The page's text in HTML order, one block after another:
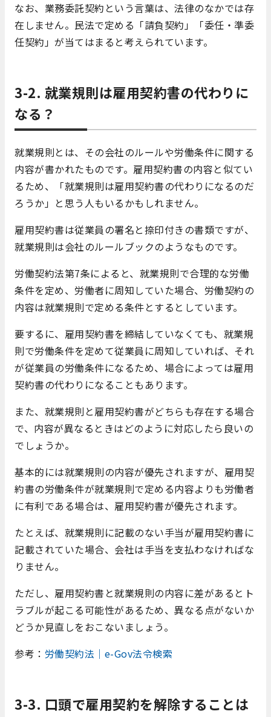
なお、業務委託契約という言葉は、法律のなかでは存
在しません。民法で定める「請負契約」「委任・準委
任契約」が当てはまると考えられています。
3-2. 就業規則は雇用契約書の代わりに
なる？
就業規則とは、その会社のルールや労働条件に関する
内容が書かれたものです。雇用契約書の内容と似てい
るため、「就業規則は雇用契約書の代わりになるのだ
ろうか」と思う人もいるかもしれません。
雇用契約書は従業員の署名と捺印付きの書類ですが、
就業規則は会社のルールブックのようなものです。
労働契約法第7条によると、就業規則で合理的な労働
条件を定め、労働者に周知していた場合、労働契約の
内容は就業規則で定める条件とするとしています。
要するに、雇用契約書を締結していなくても、就業規
則で労働条件を定めて従業員に周知していれば、それ
が従業員の労働条件になるため、場合によっては雇用
契約書の代わりになることもあります。
また、就業規則と雇用契約書がどちらも存在する場合
で、内容が異なるときはどのように対応したら良いの
でしょうか。
基本的には就業規則の内容が優先されますが、雇用契
約書の労働条件が就業規則で定める内容よりも労働者
に有利である場合は、雇用契約書が優先されます。
たとえば、就業規則に記載のない手当が雇用契約書に
記載されていた場合、会社は手当を支払わなければな
りません。
ただし、雇用契約書と就業規則の内容に差があるとト
ラブルが起こる可能性があるため、異なる点がないか
どうか見直しをおこないましょう。
参考： 労働契約法｜e-Gov法令検索
3-3. 口頭で雇用契約を解除することは